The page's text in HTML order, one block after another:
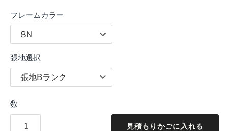
フレームカラー
張地選択
数
見積もりかごに入れる